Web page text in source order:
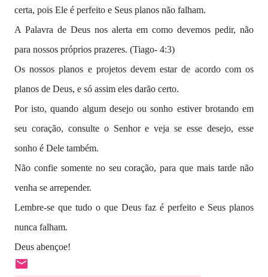
certa, pois Ele é perfeito e Seus planos não falham.
A Palavra de Deus nos alerta em como devemos pedir, não
para nossos próprios prazeres. (Tiago- 4:3)
Os nossos planos e projetos devem estar de acordo com os
planos de Deus, e só assim eles darão certo.
Por isto, quando algum desejo ou sonho estiver brotando em
seu coração, consulte o Senhor e veja se esse desejo, esse
sonho é Dele também.
Não confie somente no seu coração, para que mais tarde não
venha se arrepender.
Lembre-se que tudo o que Deus faz é perfeito e Seus planos
nunca falham.
Deus abençoe!